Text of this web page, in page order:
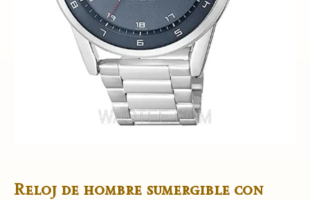
Reloj de hombre sumergible con